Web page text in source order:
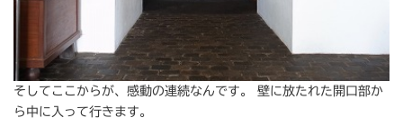
そしてここからが、感動の連続なんです。 壁に放たれた開口部か
ら中に入って行きます。